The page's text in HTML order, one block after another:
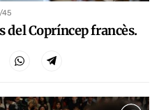
/45
del Copríncep francès.